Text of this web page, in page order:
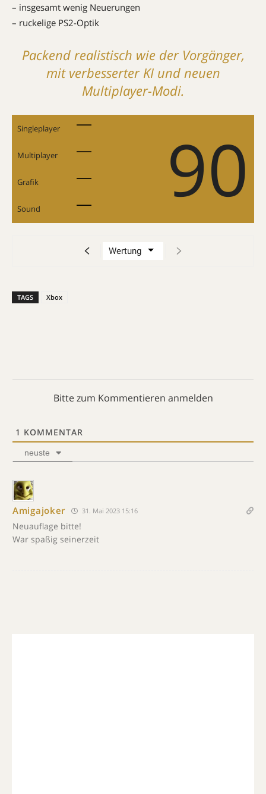
– insgesamt wenig Neuerungen
– ruckelige PS2-Optik
Packend realistisch wie der ­Vorgänger,
mit verbesserter KI und neuen
Multiplayer-Modi.
Singleplayer 90
Multiplayer
Grafik
Sound
TAGS Xbox
Bitte zum Kommentieren anmelden
1 KOMMENTAR
neuste
Amigajoker 31. Mai 2023 15:16
Neuauflage bitte!
War spaßig seinerzeit